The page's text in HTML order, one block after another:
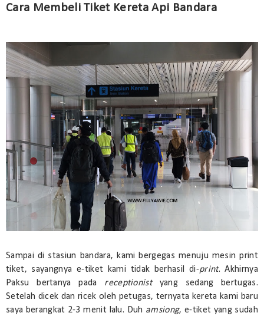
Cara Membeli Tiket Kereta Api Bandara
Sampai di stasiun bandara, kami bergegas menuju mesin print
tiket, sayangnya e-tiket kami tidak berhasil di-print. Akhirnya
Paksu bertanya pada receptionist yang sedang bertugas.
Setelah dicek dan ricek oleh petugas, ternyata kereta kami baru
saya berangkat 2-3 menit lalu. Duh amsiong, e-tiket yang sudah